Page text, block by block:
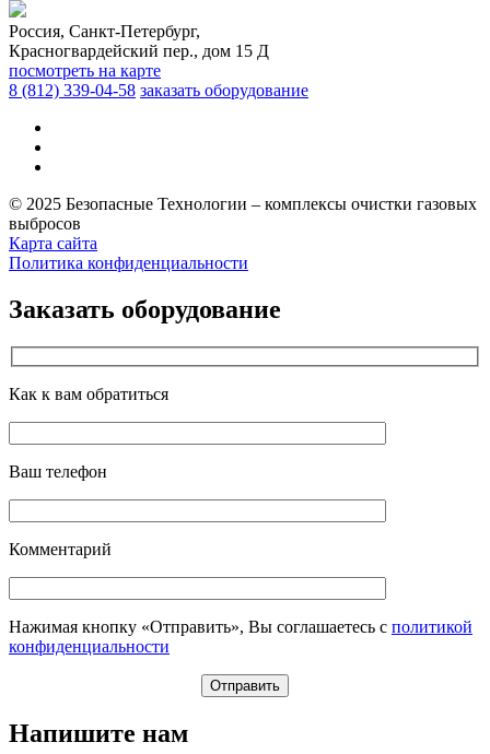
Россия, Санкт-Петербург,
Красногвардейский пер., дом 15 Д
посмотреть на карте
8 (812) 339-04-58 заказать оборудование
© 2025 Безопасные Технологии – комплексы очистки газовых
выбросов
Карта сайта
Политика конфиденциальности
Заказать оборудование
Как к вам обратиться
Ваш телефон
Комментарий
Нажимая кнопку «Отправить», Вы соглашаетесь с политикой
конфиденциальности
Напишите нам